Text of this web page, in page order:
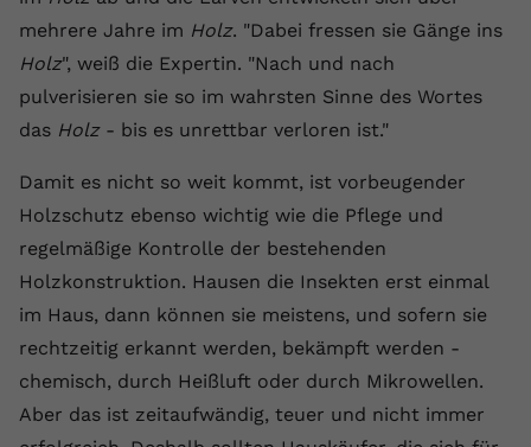
mehrere Jahre im Holz. "Dabei fressen sie Gänge ins
Holz", weiß die Expertin. "Nach und nach
pulverisieren sie so im wahrsten Sinne des Wortes
das Holz- bis es unrettbar verloren ist."
Damit es nicht so weit kommt, ist vorbeugender
Holzschutz ebenso wichtig wie die Pflege und
regelmäßige Kontrolle der bestehenden
Holzkonstruktion. Hausen die Insekten erst einmal
im Haus, dann können sie meistens, und sofern sie
rechtzeitig erkannt werden, bekämpft werden -
chemisch, durch Heißluft oder durch Mikrowellen.
Aber das ist zeitaufwändig, teuer und nicht immer